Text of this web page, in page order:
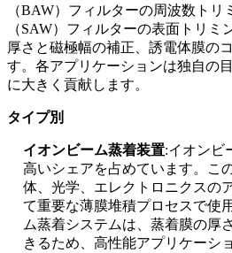
（BAW）フィルターの周波数トリ
（SAW）フィルターの表面トリミ
厚さと磁極幅の補正、誘電体膜の
す。各アプリケーションは独自の
に大きく貢献します。
タイプ別
イオンビーム蒸着装置:イオンビ
高いシェアを占めています。こ
体、光学、エレクトロニクスの
て重要な薄膜堆積プロセスで使
ム蒸着システムは、蒸着膜の厚
きるため、高性能アプリケーシ